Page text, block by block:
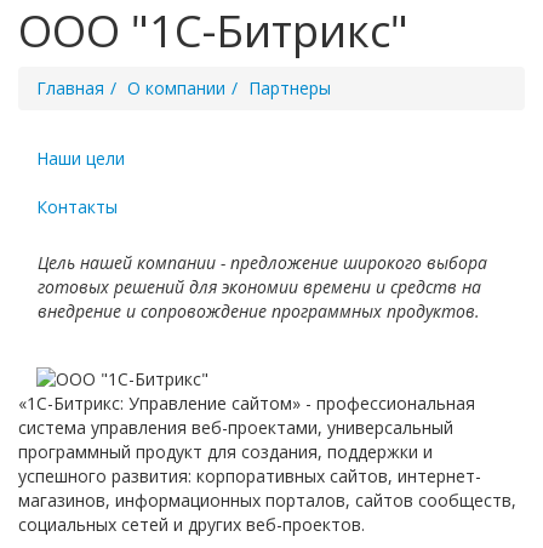
ООО "1C-Битрикс"
Главная О компании Партнеры
Наши цели
Контакты
Цель нашей компании - предложение широкого выбора
готовых решений для экономии времени и средств на
внедрение и сопровождение программных продуктов.
«1С-Битрикс: Управление сайтом» - профессиональная
система управления веб-проектами, универсальный
программный продукт для создания, поддержки и
успешного развития: корпоративных сайтов, интернет-
магазинов, информационных порталов, сайтов сообществ,
социальных сетей и других веб-проектов.